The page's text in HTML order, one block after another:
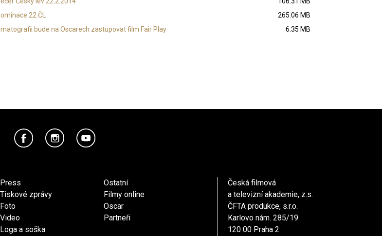
22 ČL
265.06 MB
bude na Oscarech zastupovat film Fair Play
6.35 MB
Press
Tiskové zprávy
Foto
Video
Loga a soška
Ostatní
Filmy online
Oscar
Partneři
Česká filmová
a televizní akademie, z.s.
ČFTA produkce, s.r.o.
Karlovo nám. 285/19
120 00 Praha 2